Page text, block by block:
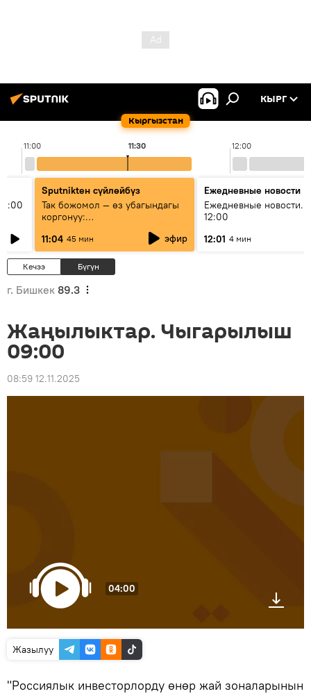
Кыргызстан
КЫРГ
11:00 12:00
11:30
Sputnikteн сүйлөйбүз
Так божомол — өз убагындагы
коргонуу:
гидрометеорологиялык кызмат
кантип өркүндөтүлүүдө
11:04 45 мин эфир
Ежедневные новости
Ежедневные новости.
12:00
12:01 4 мин
Кечээ Бүгүн
г. Бишкек 89.3
Жаңылыктар. Чыгарылыш
09:00
08:59 12.11.2025
04:00
Жазылуу
"Россиялык инвесторлорду өнөр жай зоналарынын